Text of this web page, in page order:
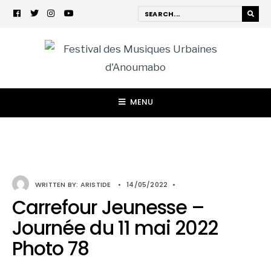
MENU
WRITTEN BY: ARISTIDE • 14/05/2022 •
Carrefour Jeunesse –
Journée du 11 mai 2022
Photo 78